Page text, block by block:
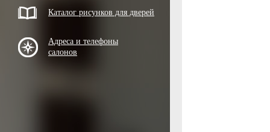
Каталог рисунков для дверей
Адреса и телефоны
салонов